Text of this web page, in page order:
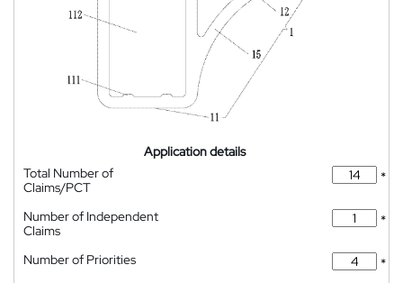
Application details
Total Number of
Claims/PCT
*
Number of Independent
Claims
*
Number of Priorities
*